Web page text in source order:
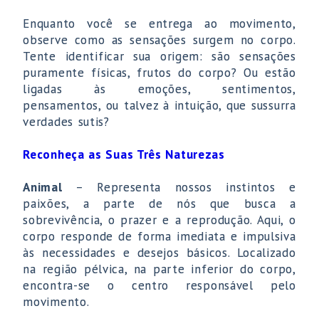
Enquanto você se entrega ao movimento,
observe como as sensações surgem no corpo.
Tente identificar sua origem: são sensações
puramente físicas, frutos do corpo? Ou estão
ligadas às emoções, sentimentos,
pensamentos, ou talvez à intuição, que sussurra
verdades sutis?
Reconheça as Suas Três Naturezas
Animal – Representa nossos instintos e
paixões, a parte de nós que busca a
sobrevivência, o prazer e a reprodução. Aqui, o
corpo responde de forma imediata e impulsiva
às necessidades e desejos básicos. Localizado
na região pélvica, na parte inferior do corpo,
encontra-se o centro responsável pelo
movimento.